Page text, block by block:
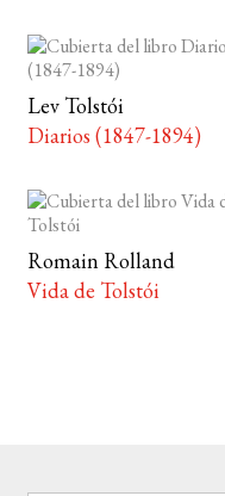
Lev Tolstói
Diarios (1847-1894)
Romain Rolland
Vida de Tolstói